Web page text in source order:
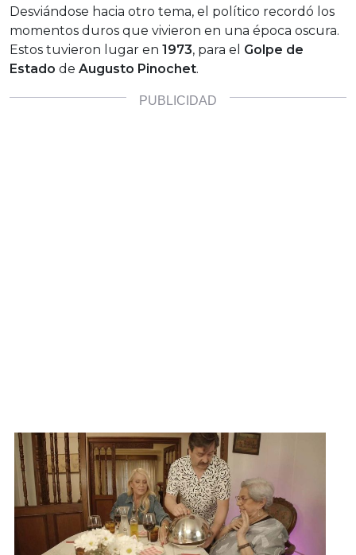
Desviándose hacia otro tema, el político recordó los
momentos duros que vivieron en una época oscura.
Estos tuvieron lugar en 1973, para el Golpe de
Estado de Augusto Pinochet.